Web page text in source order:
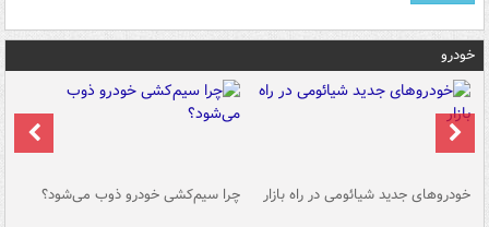
خودرو
خودروهای جدید شیائومی در راه بازار چرا سیم‌کشی خودرو ذوب می‌شود؟